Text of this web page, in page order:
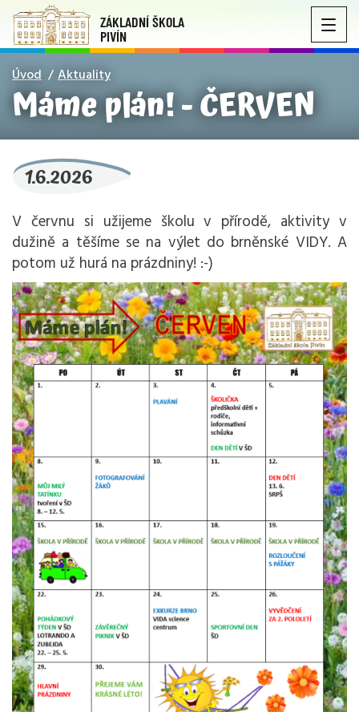
ZÁKLADNÍ ŠKOLA
PIVÍN
Úvod Aktuality
Máme plán! - ČERVEN
1.6.2026
V červnu si užijeme školu v přírodě, aktivity v
dužině a těšíme se na výlet do brněnské VIDY. A
potom už hurá na prázdniny! :-)